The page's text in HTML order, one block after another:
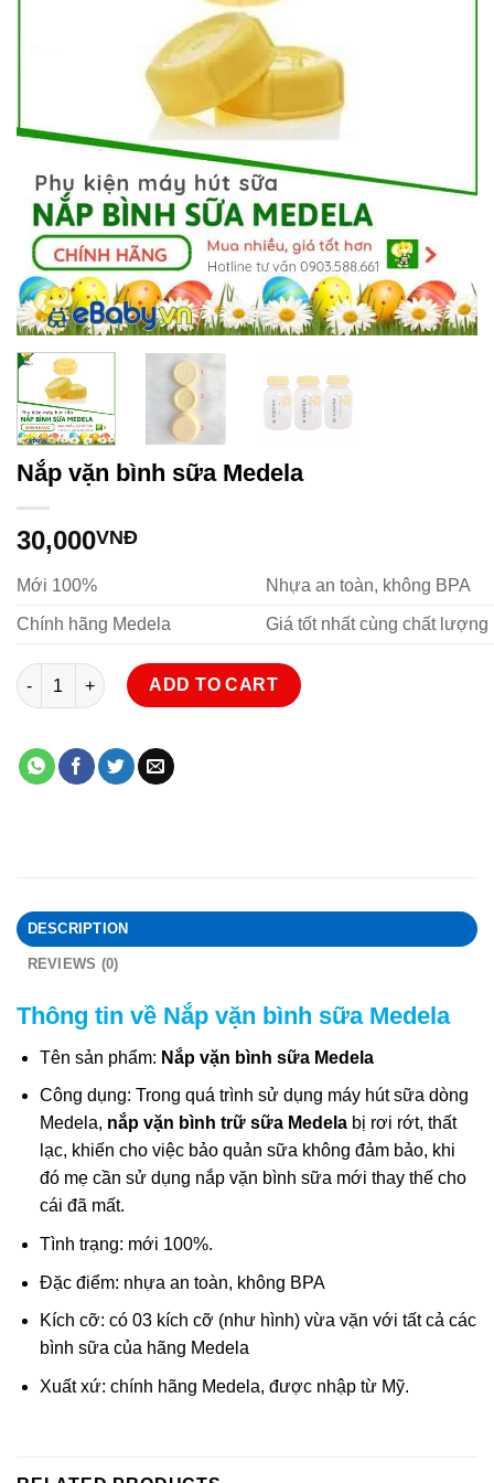
Nắp vặn bình sữa Medela
30,000VNĐ
Mới 100% Nhựa an toàn, không BPA
Chính hãng Medela Giá tốt nhất cùng chất lượng
Nắp vặn bình sữa Medela quantity
ADD TO CART
DESCRIPTION
REVIEWS (0)
Thông tin về Nắp vặn bình sữa Medela
Tên sản phẩm: Nắp vặn bình sữa Medela
Công dụng: Trong quá trình sử dụng máy hút sữa dòng
Medela, nắp vặn bình trữ sữa Medelabị rơi rớt, thất
lạc, khiến cho việc bảo quản sữa không đảm bảo, khi
đó mẹ cần sử dụng nắp vặn bình sữa mới thay thế cho
cái đã mất.
Tình trạng: mới 100%.
Đặc điểm: nhựa an toàn, không BPA
Kích cỡ: có 03 kích cỡ (như hình) vừa vặn với tất cả các
bình sữa của hãng Medela
Xuất xứ: chính hãng Medela, được nhập từ Mỹ.